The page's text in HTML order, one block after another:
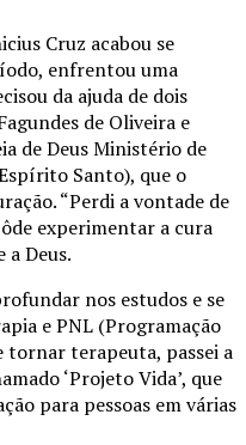
Cruz acabou se
enfrentou uma
da ajuda de dois
de Oliveira e
de Deus Ministério de
Santo), que o
“Perdi a vontade de
experimentar a cura
Deus.
nos estudos e se
e PNL (Programação
tornar terapeuta, passei a
‘Projeto Vida’, que
para pessoas em várias